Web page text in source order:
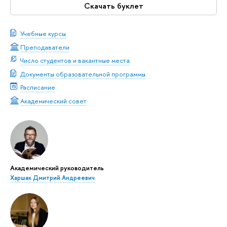
Скачать буклет
Учебные курсы
Преподаватели
Число студентов и вакантные места
Документы образовательной программы
Расписание
Академический совет
Академический руководитель
Харшак Дмитрий Андреевич